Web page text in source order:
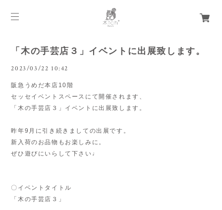
「木の手芸店３」イベントに出展致します。
2023/03/22 10:42
阪急うめだ本店10階
セッセイベントスペースにて開催されます、
「木の手芸店３」イベントに出展致します。
昨年9月に引き続きましての出展です。
新入荷のお品物もお楽しみに。
ぜひ遊びにいらして下さい♩
〇イベントタイトル
「木の手芸店３」